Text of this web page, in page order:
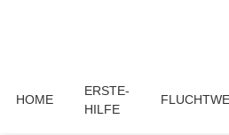
HOME
ERSTE-
HILFE